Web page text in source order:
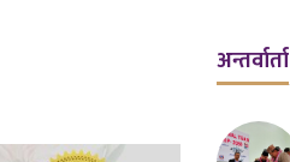
अन्तर्वार्ता